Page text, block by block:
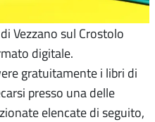
Vezzano sul Crostolo
digitale.
gratuitamente i libri di
presso una delle
elencate di seguito,